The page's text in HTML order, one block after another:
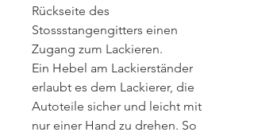
Rückseite des
Stossstangengitters einen
Zugang zum Lackieren.
Ein Hebel am Lackierständer
erlaubt es dem Lackierer, die
Autoteile sicher und leicht mit
nur einer Hand zu drehen. So